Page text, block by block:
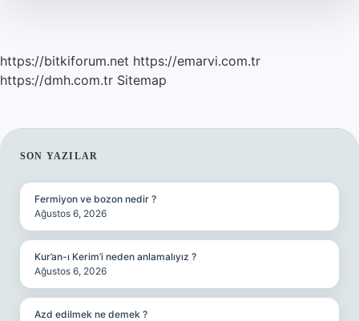
https://bitkiforum.net https://emarvi.com.tr
https://dmh.com.tr Sitemap
SIDEBAR
SON YAZILAR
Fermiyon ve bozon nedir ?
Ağustos 6, 2026
Kur’an-ı Kerim’i neden anlamalıyız ?
Ağustos 6, 2026
Azd edilmek ne demek ?